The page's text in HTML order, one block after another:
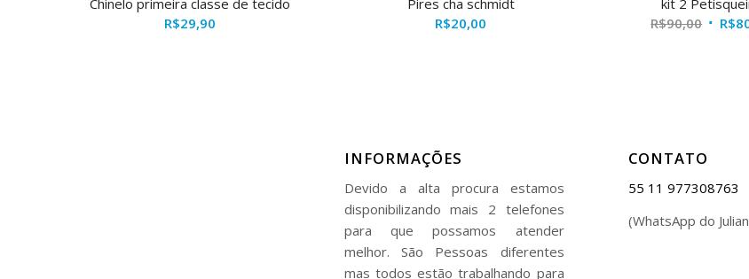
R$29,90
R$20,00
R$90,00 O R$
INFORMAÇÕES
Devido a alta procura estamos
disponibilizando mais 2 telefones
para que possamos atender
melhor. São Pessoas diferentes
mas todos estão trabalhando para
CONTATO
55 11 977308763
(WhatsApp do